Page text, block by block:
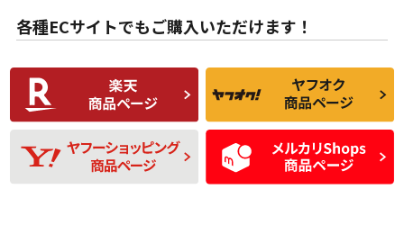
な中古品
んどない中古品
C
比較的きれいな中古
品
C
られるが、使用に問
題のない中古品
D
使用感や目立つ傷が
あり、一般的な中古
品
D
残り溝も少なく、偏
磨耗がみられ、短期
間使用できるくらい
の中古品
各種ECサイトでもご購入いただけます！